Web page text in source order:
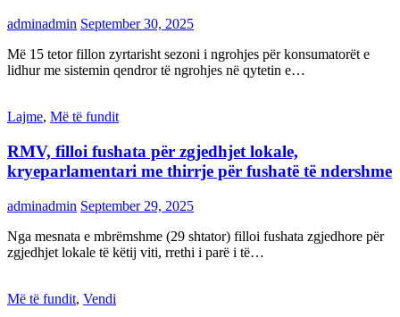
adminadmin September 30, 2025
Më 15 tetor fillon zyrtarisht sezoni i ngrohjes për konsumatorët e
lidhur me sistemin qendror të ngrohjes në qytetin e…
Lajme, Më të fundit
RMV, filloi fushata për zgjedhjet lokale,
kryeparlamentari me thirrje për fushatë të ndershme
adminadmin September 29, 2025
Nga mesnata e mbrëmshme (29 shtator) filloi fushata zgjedhore për
zgjedhjet lokale të këtij viti, rrethi i parë i të…
Më të fundit, Vendi